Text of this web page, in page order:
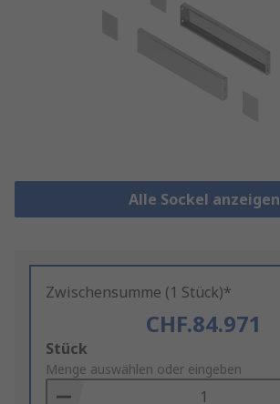
Alle Sockel anzeigen
Zwischensumme (1 Stück)*
CHF.84.971
Add
to
Basket
Stück
Menge auswählen oder eingeben